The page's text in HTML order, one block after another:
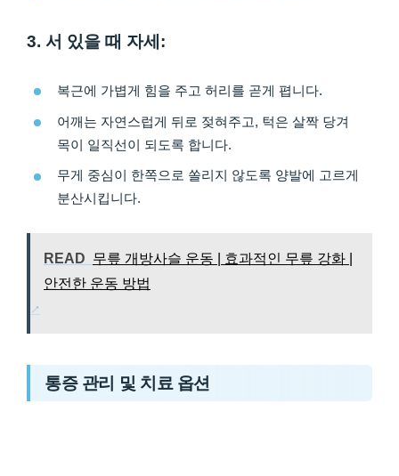
3. 서 있을 때 자세:
복근에 가볍게 힘을 주고 허리를 곧게 폅니다.
어깨는 자연스럽게 뒤로 젖혀주고, 턱은 살짝 당겨
목이 일직선이 되도록 합니다.
무게 중심이 한쪽으로 쏠리지 않도록 양발에 고르게
분산시킵니다.
READ 무릎 개방사슬 운동 | 효과적인 무릎 강화 |
안전한 운동 방법
통증 관리 및 치료 옵션